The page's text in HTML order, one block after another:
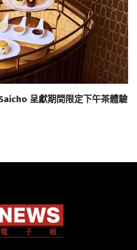
呈獻期間限定下午茶體驗